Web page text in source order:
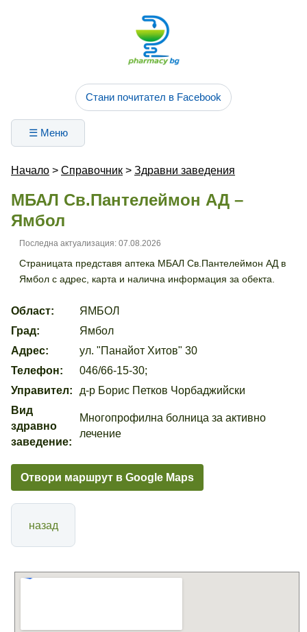
Стани почитател в Facebook
☰ Меню
Начало > Справочник > Здравни заведения
МБАЛ Св.Пантелеймон АД –
Ямбол
Последна актуализация: 07.08.2026
Страницата представя аптека МБАЛ Св.Пантелеймон АД в
Ямбол с адрес, карта и налична информация за обекта.
Област:
ЯМБОЛ
Град:
Ямбол
Адрес:
ул. "Панайот Хитов" 30
Телефон:
046/66-15-30;
Управител:
д-р Борис Петков Чорбаджийски
Вид
здравно
заведение:
Многопрофилна болница за активно
лечение
Отвори маршрут в Google Maps
назад